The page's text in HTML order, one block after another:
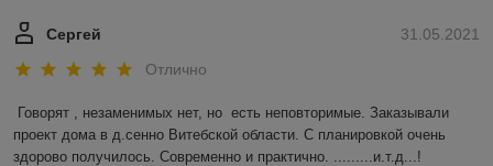
31.05.2021
Сергей
Отлично
Говорят , незаменимых нет, но  есть неповторимые. Заказывали
проект дома в д.сенно Витебской области. С планировкой очень
здорово получилось. Современно и практично. .........и.т.д...!